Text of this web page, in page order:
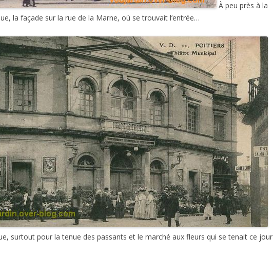
À peu près à la
la façade sur la rue de la Marne, où se trouvait l’entrée…
surtout pour la tenue des passants et le marché aux fleurs qui se tenait ce jour